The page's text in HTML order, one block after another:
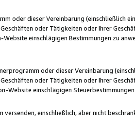
oder dieser Vereinbarung (einschließlich
oder Tätigkeiten oder Ihrer
einschlägigen Bestimmungen zu
oder dieser Vereinbarung
oder Tätigkeiten oder Ihrer
Website einschlägigen Steuerbestimmungen
einschließlich, aber nicht